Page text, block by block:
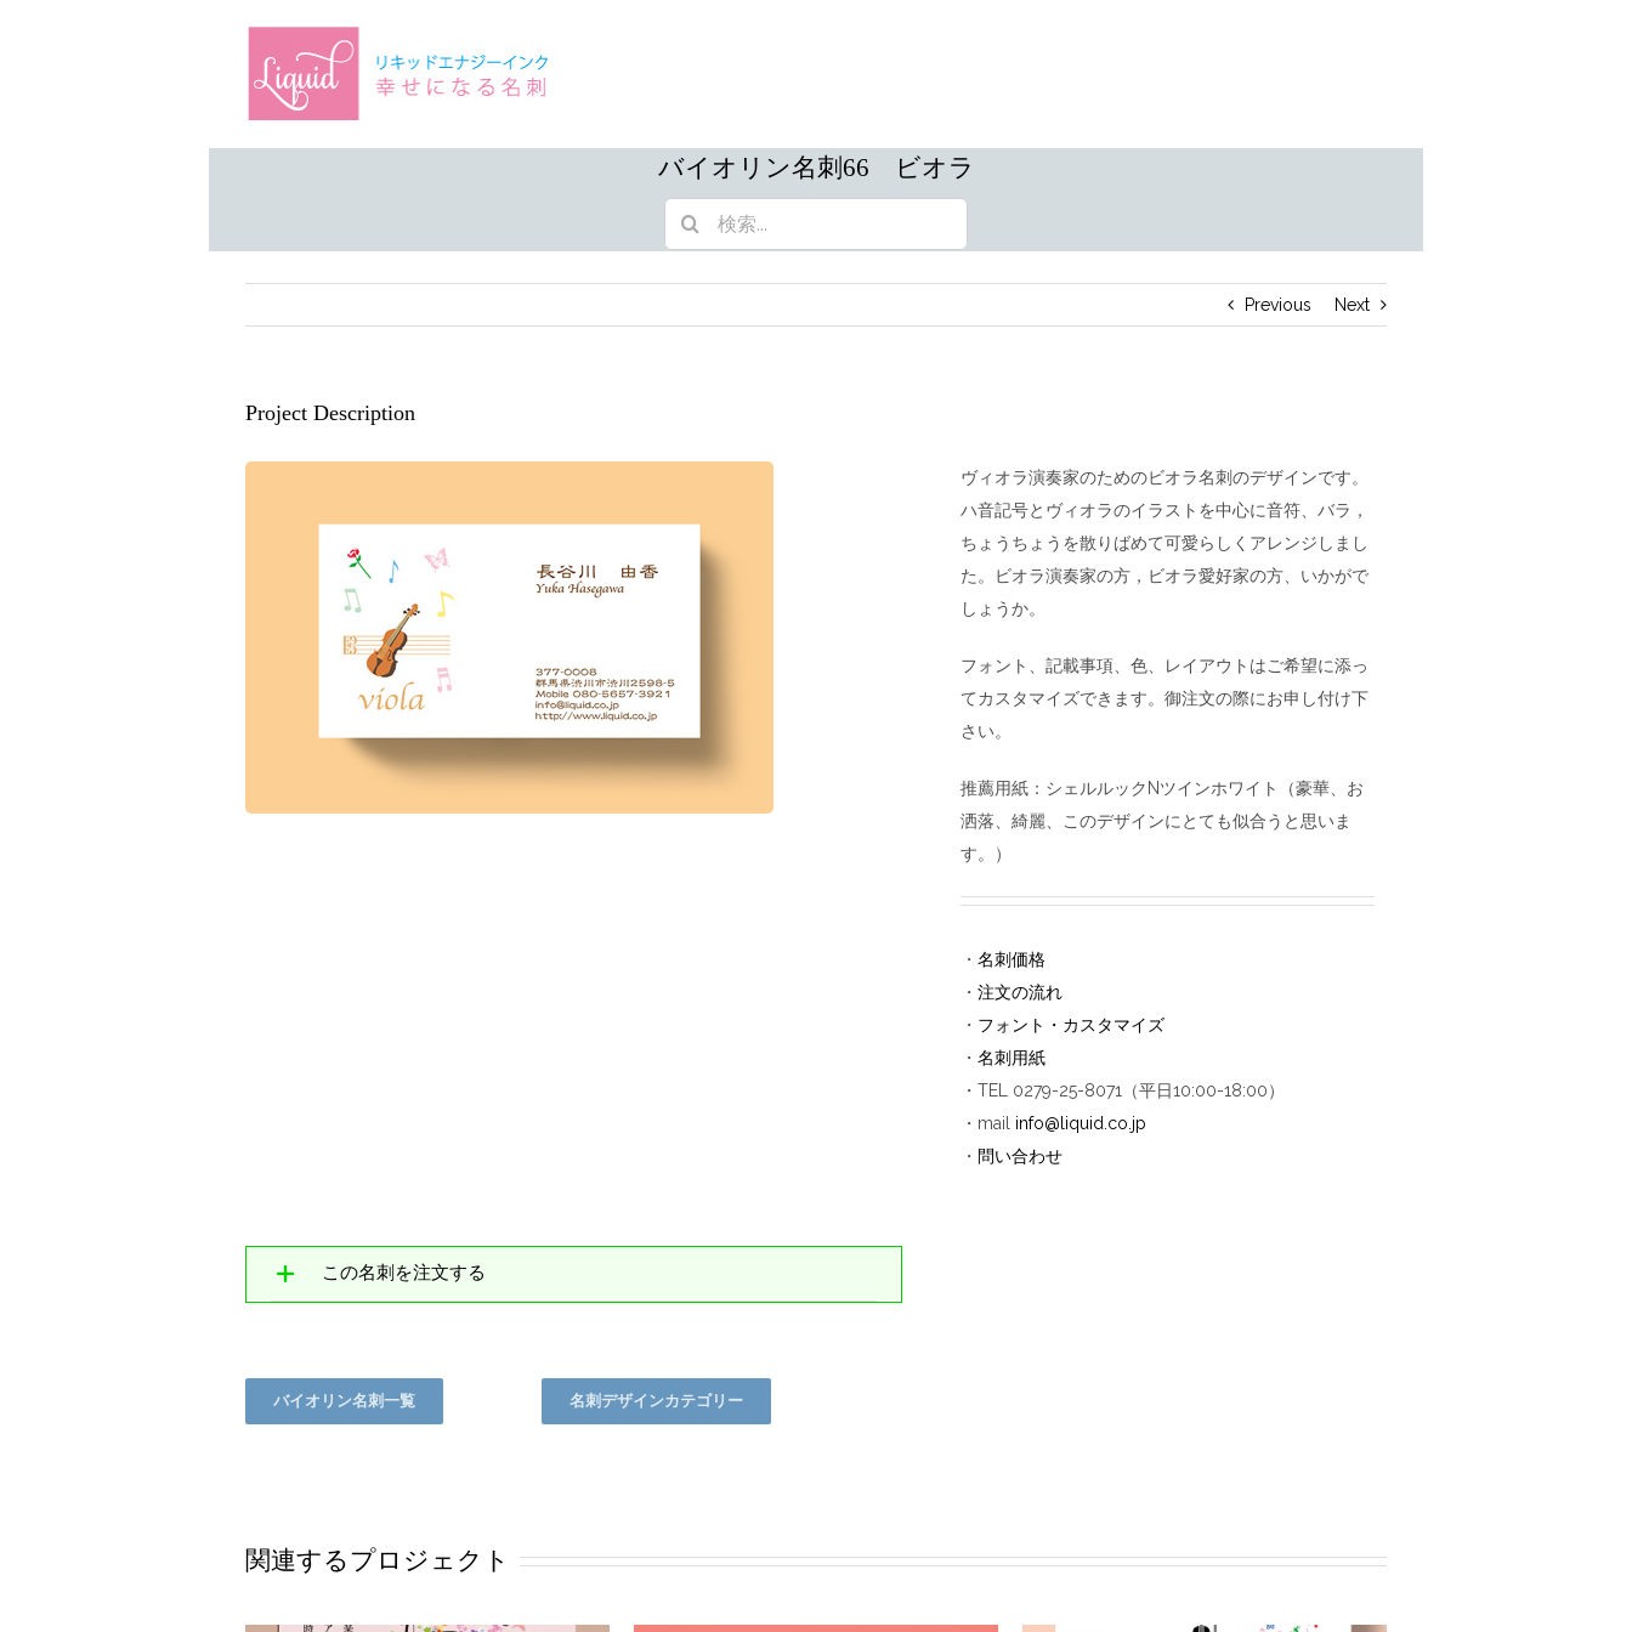
バイオリン名刺66 ビオラ
索
Previous
Next
Project Description
ヴィオラ演奏家のためのビオラ名刺のデザインです。
ハ音記号とヴィオラのイラストを中心に音符、バラ，
ちょうちょうを散りばめて可愛らしくアレンジしまし
た。ビオラ演奏家の方，ビオラ愛好家の方、いかがで
しょうか。
フォント、記載事項、色、レイアウトはご希望に添っ
てカスタマイズできます。御注文の際にお申し付け下
さい。
推薦用紙：シェルルックNツインホワイト（豪華、お
洒落、綺麗、このデザインにとても似合うと思いま
す。）
・名刺価格
・注文の流れ
・ フォント・カスタマイズ
・名刺用紙
・TEL 0279-25-8071（平日10:00-18:00）
・mail info@liquid.co.jp
・ 問い合わせ
この名刺を注文する
バイオリン名刺一覧 名刺デザインカテゴリー
関連するプロジェクト